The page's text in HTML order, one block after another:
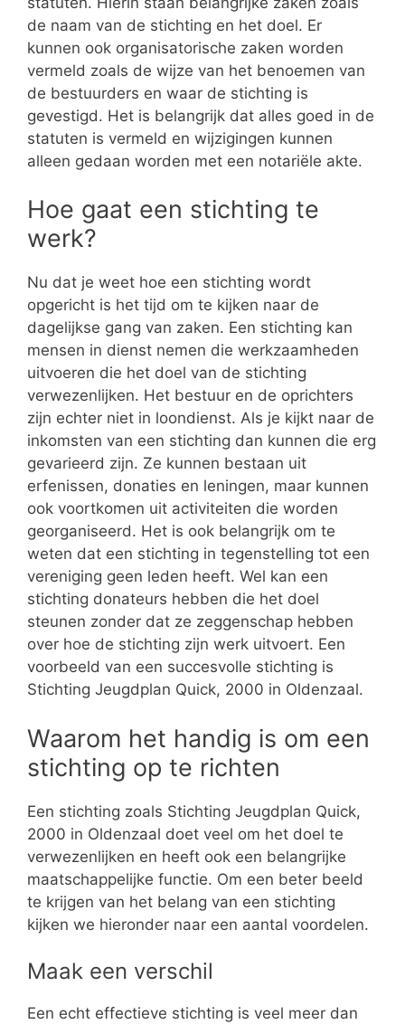
de naam van de stichting en het doel. Er
kunnen ook organisatorische zaken worden
vermeld zoals de wijze van het benoemen van
de bestuurders en waar de stichting is
gevestigd. Het is belangrijk dat alles goed in de
statuten is vermeld en wijzigingen kunnen
alleen gedaan worden met een notariële akte.
Hoe gaat een stichting te
werk?
Nu dat je weet hoe een stichting wordt
opgericht is het tijd om te kijken naar de
dagelijkse gang van zaken. Een stichting kan
mensen in dienst nemen die werkzaamheden
uitvoeren die het doel van de stichting
verwezenlijken. Het bestuur en de oprichters
zijn echter niet in loondienst. Als je kijkt naar de
inkomsten van een stichting dan kunnen die erg
gevarieerd zijn. Ze kunnen bestaan uit
erfenissen, donaties en leningen, maar kunnen
ook voortkomen uit activiteiten die worden
georganiseerd. Het is ook belangrijk om te
weten dat een stichting in tegenstelling tot een
vereniging geen leden heeft. Wel kan een
stichting donateurs hebben die het doel
steunen zonder dat ze zeggenschap hebben
over hoe de stichting zijn werk uitvoert. Een
voorbeeld van een succesvolle stichting is
Stichting Jeugdplan Quick, 2000 in Oldenzaal.
Waarom het handig is om een
stichting op te richten
Een stichting zoals Stichting Jeugdplan Quick,
2000 in Oldenzaal doet veel om het doel te
verwezenlijken en heeft ook een belangrijke
maatschappelijke functie. Om een beter beeld
te krijgen van het belang van een stichting
kijken we hieronder naar een aantal voordelen.
Maak een verschil
Een echt effectieve stichting is veel meer dan